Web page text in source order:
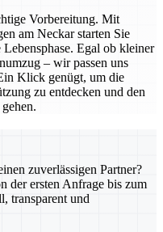
Vorbereitung. Mit
am Neckar starten Sie
Egal ob kleiner
– wir passen uns
Klick genügt, um die
zu entdecken und den
zuverlässigen Partner?
der ersten Anfrage bis zum
transparent und